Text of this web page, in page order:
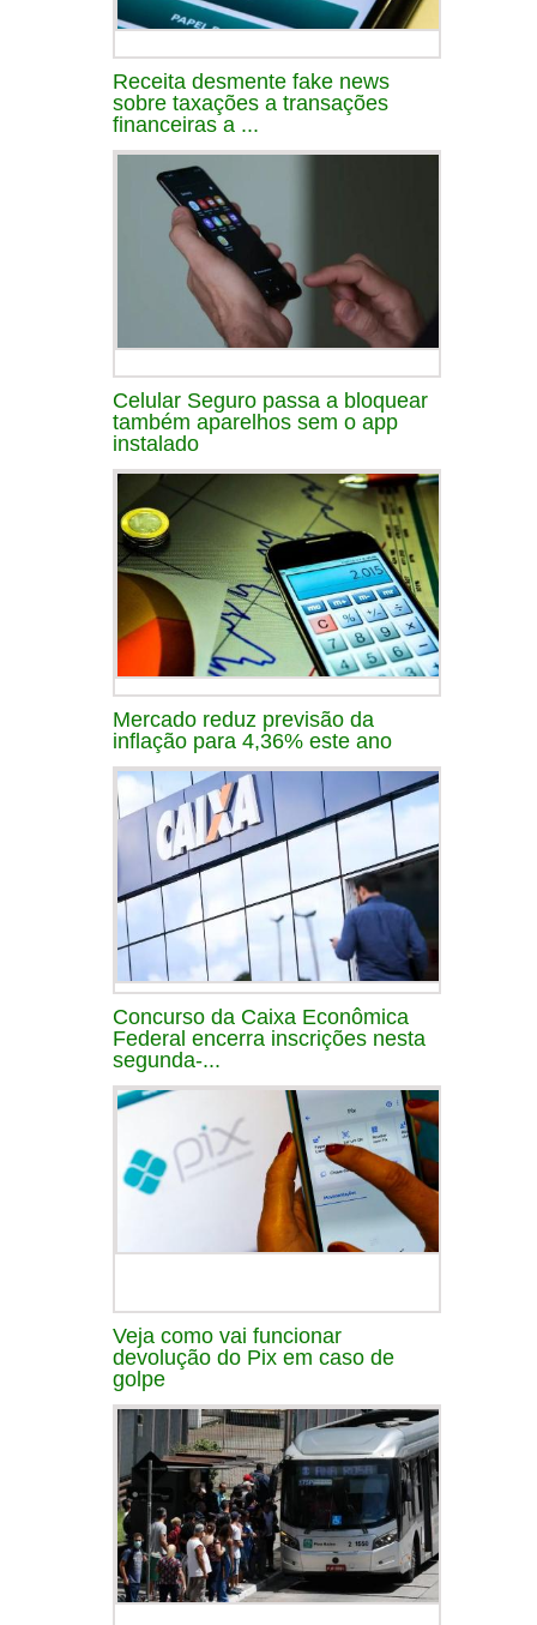
Receita desmente fake news
sobre taxações a transações
financeiras a ...
Celular Seguro passa a bloquear
também aparelhos sem o app
instalado
Mercado reduz previsão da
inflação para 4,36% este ano
Concurso da Caixa Econômica
Federal encerra inscrições nesta
segunda-...
Veja como vai funcionar
devolução do Pix em caso de
golpe